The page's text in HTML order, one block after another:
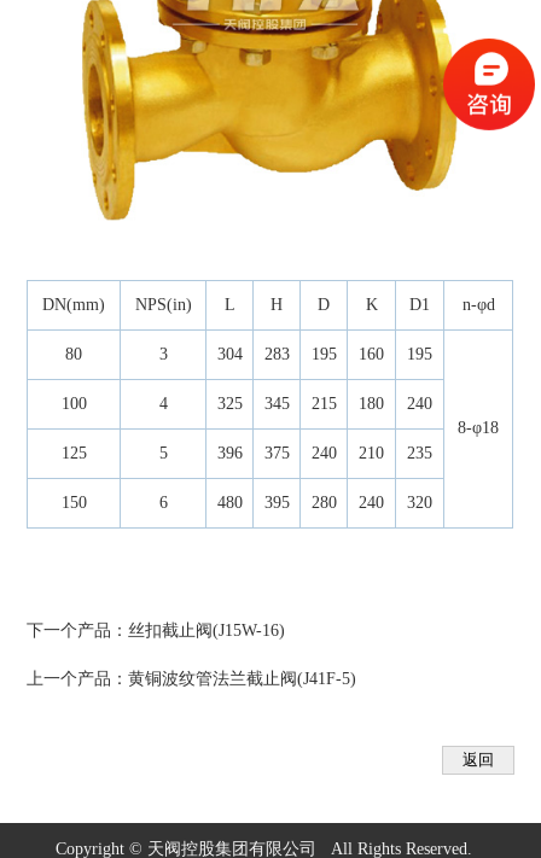
DN(mm) NPS(in) L H D K D1 n-φd
80 3 304 283 195 160 195
8-φ18
100 4 325 345 215 180 240
125 5 396 375 240 210 235
150 6 480 395 280 240 320
下一个产品：丝扣截止阀(J15W-16)
上一个产品：黄铜波纹管法兰截止阀(J41F-5)
Copyright © 天阀控股集团有限公司 All Rights Reserved.